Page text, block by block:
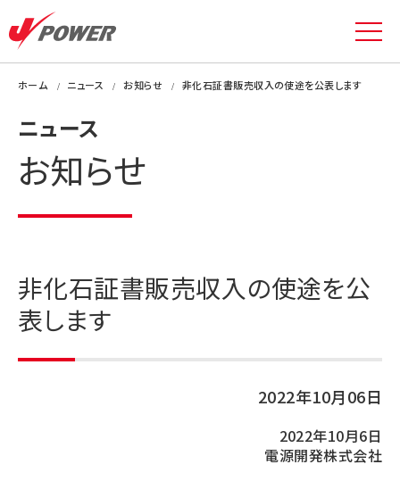
ホーム ニュース お知らせ 非化石証書販売収入の使途を公表します
ニュース
お知らせ
非化石証書販売収入の使途を公
表します
2022年10月06日
2022年10月6日
電源開発株式会社